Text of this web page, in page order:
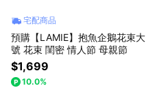
宅配商品
預購【LAMIE】抱魚企鵝花束大
號 花束 閨密 情人節 母親節
$1,699
10.0%